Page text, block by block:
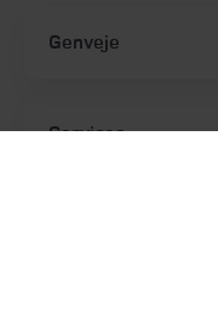
Genveje
Services